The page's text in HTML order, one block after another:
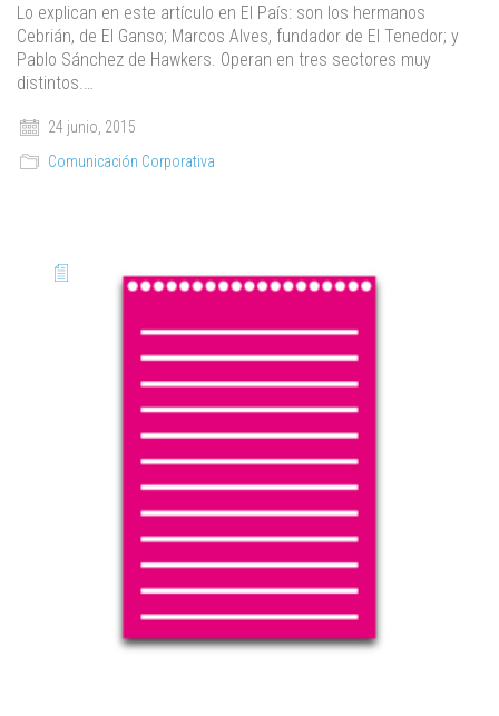
Lo explican en este artículo en El País: son los hermanos
Cebrián, de El Ganso; Marcos Alves, fundador de El Tenedor; y
Pablo Sánchez de Hawkers. Operan en tres sectores muy
distintos.…
24 junio, 2015
Comunicación Corporativa